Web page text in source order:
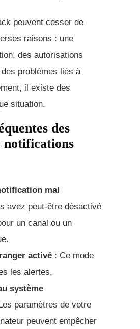
peuvent cesser de
raisons : une
des autorisations
problèmes liés à
il existe des
situation.
des
notifications
mal
avez peut-être désactivé
un canal ou un
activé : Ce mode
les alertes.
système
paramètres de votre
peuvent empêcher